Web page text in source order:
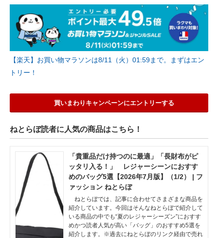
【楽天】お買い物マラソンは8/11（火）01:59まで。まずはエン
トリー！
買いまわりキャンペーンにエントリーする
ねとらぼ読者に人気の商品はこちら！
「貴重品だけ持つのに最適」「長財布がピ
ッタリ入る！」 レジャーシーンにおすす
めのバッグ5選【2026年7月版】（1/2） | フ
ァッション ねとらぼ
ねとらぼでは、記事に合わせてさまざまな商品を
紹介しています。今回はそんなねとらぼで紹介して
いる商品の中でも“夏のレジャーシーズン”におすす
めかつ読者人気が高い「バッグ」のおすすめ5選を
紹介します。※過去にねとらぼのリンク経由で売れ